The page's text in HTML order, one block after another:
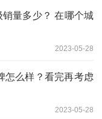
量多少？ 在哪个城
2023-05-28
怎么样？看完再考虑
2023-05-28